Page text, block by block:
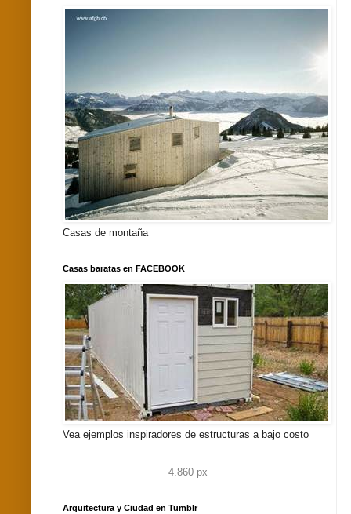
Casas de montaña
Casas baratas en FACEBOOK
Vea ejemplos inspiradores de estructuras a bajo costo
4.860 px
Arquitectura y Ciudad en Tumblr